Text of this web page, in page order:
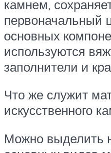
камнем,
первоначальный
основных
используются
заполнители и
Что же служит
искусственного
Можно выделить